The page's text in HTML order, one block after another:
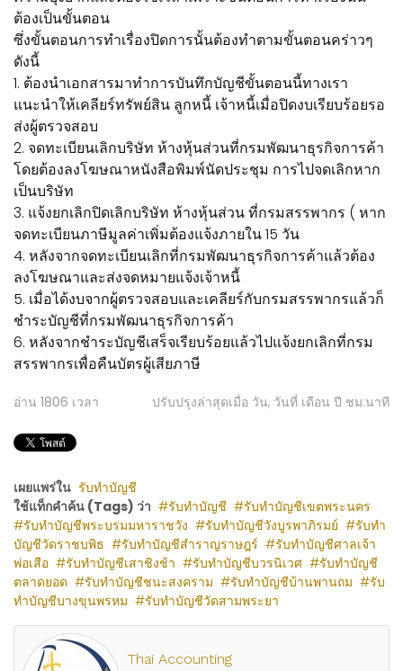
ต้องเป็นขั้นตอน
ซึ่งขั้นตอนการทำเรื่องปิดการนั้นต้องทำตามขั้นตอนคร่าวๆ
ดังนี้
1. ต้องนำเอกสารมาทำการบันทึกบัญชีขั้นตอนนี้ทางเรา
แนะนำให้เคลียร์ทรัพย์สิน ลูกหนี้ เจ้าหนี้เมื่อปิดงบเรียบร้อยรอ
ส่งผู้ตรวจสอบ
2. จดทะเบียนเลิกบริษัท ห้างหุ้นส่วนที่กรมพัฒนาธุรกิจการค้า
โดยต้องลงโฆษณาหนังสือพิมพ์นัดประชุม การไปจดเลิกหาก
เป็นบริษัท
3. แจ้งยกเลิกปิดเลิกบริษัท ห้างหุ้นส่วน ที่กรมสรรพากร ( หาก
จดทะเบียนภาษีมูลค่าเพิ่มต้องแจ้งภายใน 15 วัน
4. หลังจากจดทะเบียนเลิกที่กรมพัฒนาธุรกิจการค้าแล้วต้อง
ลงโฆษณาและส่งจดหมายแจ้งเจ้าหนี้
5. เมื่อได้งบจากผู้ตรวจสอบและเคลียร์กับกรมสรรพากรแล้วก็
ชำระบัญชีที่กรมพัฒนาธุรกิจการค้า
6. หลังจากชำระบัญชีเสร็จเรียบร้อยแล้วไปแจ้งยกเลิกที่กรม
สรรพากรเพื่อคืนบัตรผู้เสียภาษี
อ่าน 1806 เวลา ปรับปรุงล่าสุดเมื่อ วัน, วันที่ เดือน ปี ชม:นาที
เผยแพร่ใน รับทำบัญชี
ใช้แท็กคำค้น (Tags) ว่า
รับทำบัญชี
รับทำบัญชีเขตพระนคร
รับทำบัญชีพระบรมมหาราชวัง
รับทำบัญชีวังบูรพาภิรมย์
รับทำ
บัญชีวัดราชบพิธ
รับทำบัญชีสำราญราษฎร์
รับทำบัญชีศาลเจ้า
พ่อเสือ
รับทำบัญชีเสาชิงช้า รับทำบัญชีบวรนิเวศ
รับทำบัญชี
ตลาดยอด
รับทำบัญชีชนะสงคราม รับทำบัญชีบ้านพานถม
รับ
ทำบัญชีบางขุนพรหม
รับทำบัญชีวัดสามพระยา
Thai Accounting